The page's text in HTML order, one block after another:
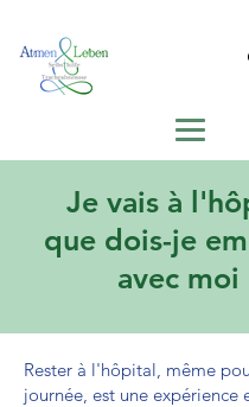
Je vais à
que dois-je
avec moi
Rester à l'hôpital, même
journée, est une expérience